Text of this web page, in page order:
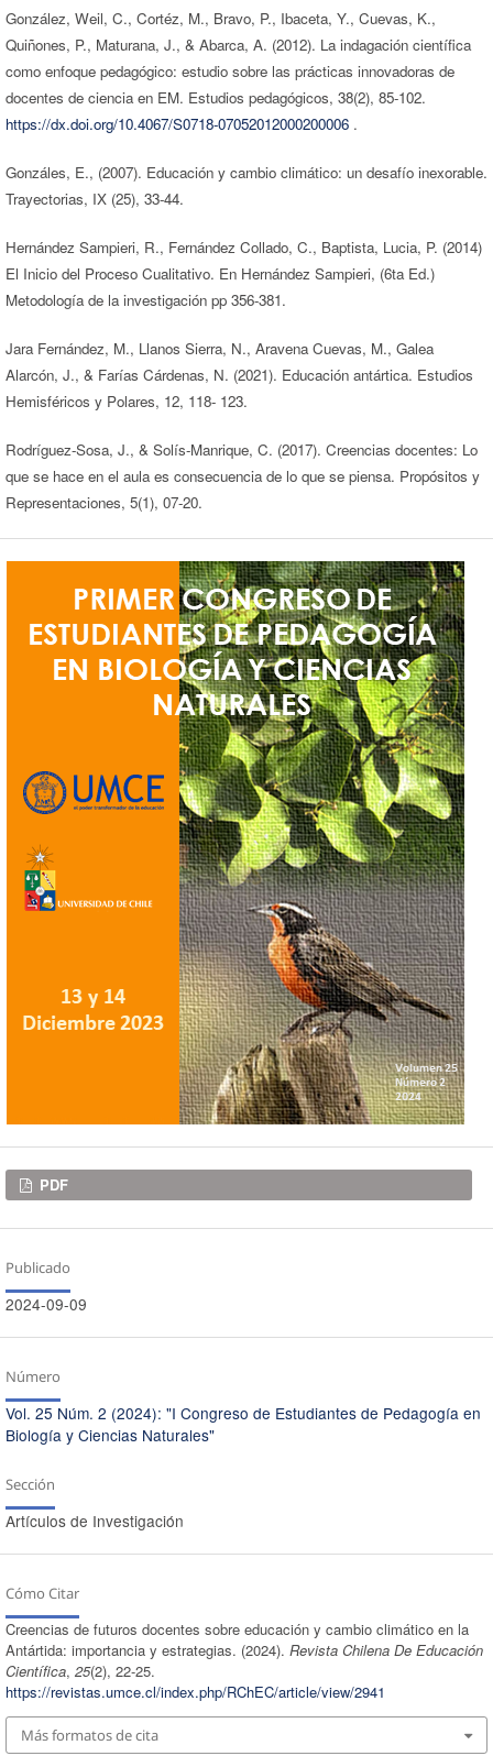
González, Weil, C., Cortéz, M., Bravo, P., Ibaceta, Y., Cuevas, K.,
Quiñones, P., Maturana, J., & Abarca, A. (2012). La indagación científica
como enfoque pedagógico: estudio sobre las prácticas innovadoras de
docentes de ciencia en EM. Estudios pedagógicos, 38(2), 85-102.
https://dx.doi.org/10.4067/S0718-07052012000200006.
Gonzáles, E., (2007). Educación y cambio climático: un desafío inexorable.
Trayectorias, IX (25), 33-44.
Hernández Sampieri, R., Fernández Collado, C., Baptista, Lucia, P. (2014)
El Inicio del Proceso Cualitativo. En Hernández Sampieri, (6ta Ed.)
Metodología de la investigación pp 356-381.
Jara Fernández, M., Llanos Sierra, N., Aravena Cuevas, M., Galea
Alarcón, J., & Farías Cárdenas, N. (2021). Educación antártica. Estudios
Hemisféricos y Polares, 12, 118- 123.
Rodríguez-Sosa, J., & Solís-Manrique, C. (2017). Creencias docentes: Lo
que se hace en el aula es consecuencia de lo que se piensa. Propósitos y
Representaciones, 5(1), 07-20.
Descargas
PDF
Publicado
2024-09-09
Número
Vol. 25 Núm. 2 (2024): "I Congreso de Estudiantes de Pedagogía en
Biología y Ciencias Naturales"
Sección
Artículos de Investigación
Cómo Citar
Creencias de futuros docentes sobre educación y cambio climático en la
Antártida: importancia y estrategias. (2024). Revista Chilena De Educación
Científica, 25(2), 22-25.
https://revistas.umce.cl/index.php/RChEC/article/view/2941
Más formatos de cita